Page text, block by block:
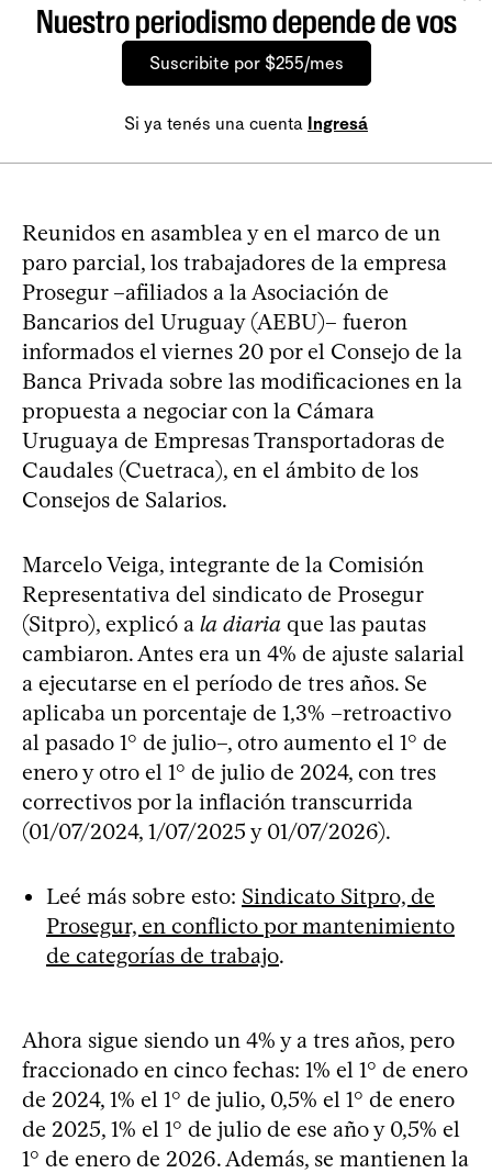
Nuestro periodismo depende de vos
Suscribite por $255/mes
Si ya tenés una cuenta Ingresá
Reunidos en asamblea y en el marco de un
paro parcial, los trabajadores de la empresa
Prosegur –afiliados a la Asociación de
Bancarios del Uruguay (AEBU)– fueron
informados el viernes 20 por el Consejo de la
Banca Privada sobre las modificaciones en la
propuesta a negociar con la Cámara
Uruguaya de Empresas Transportadoras de
Caudales (Cuetraca), en el ámbito de los
Consejos de Salarios.
Marcelo Veiga, integrante de la Comisión
Representativa del sindicato de Prosegur
(Sitpro), explicó a la diaria que las pautas
cambiaron. Antes era un 4% de ajuste salarial
a ejecutarse en el período de tres años. Se
aplicaba un porcentaje de 1,3% –retroactivo
al pasado 1° de julio–, otro aumento el 1° de
enero y otro el 1° de julio de 2024, con tres
correctivos por la inflación transcurrida
(01/07/2024, 1/07/2025 y 01/07/2026).
Leé más sobre esto: Sindicato Sitpro, de
Prosegur, en conflicto por mantenimiento
de categorías de trabajo.
Ahora sigue siendo un 4% y a tres años, pero
fraccionado en cinco fechas: 1% el 1° de enero
de 2024, 1% el 1° de julio, 0,5% el 1° de enero
de 2025, 1% el 1° de julio de ese año y 0,5% el
1° de enero de 2026. Además, se mantienen la